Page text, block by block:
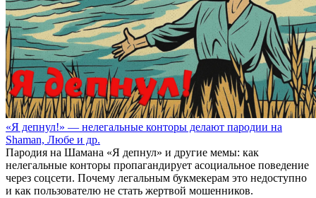
«Я депнул!» — нелегальные конторы делают пародии на
Shaman, Любе и др.
Пародия на Шамана «Я депнул» и другие мемы: как
нелегальные конторы пропагандирует асоциальное поведение
через соцсети. Почему легальным букмекерам это недоступно
и как пользователю не стать жертвой мошенников.